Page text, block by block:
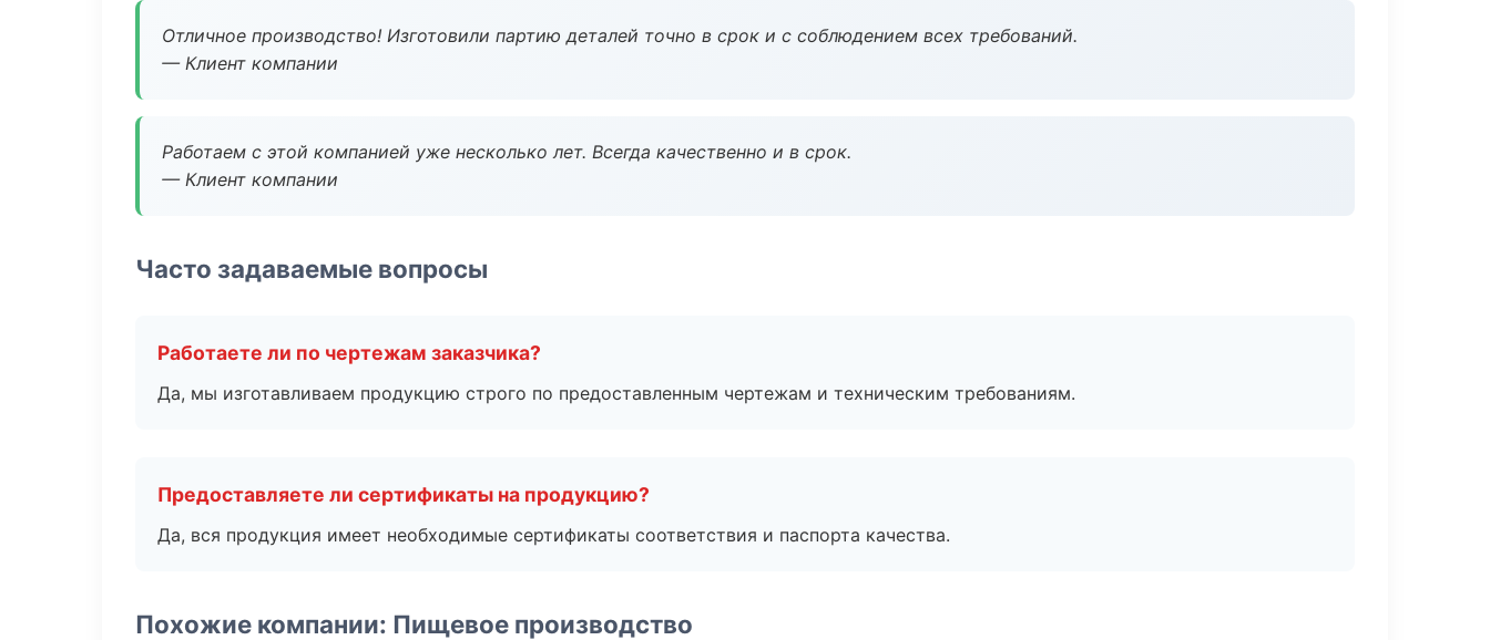
Отличное производство! Изготовили партию деталей точно в срок и с соблюдением всех требований.
— Клиент компании
Работаем с этой компанией уже несколько лет. Всегда качественно и в срок.
— Клиент компании
Часто задаваемые вопросы
Работаете ли по чертежам заказчика?
Да, мы изготавливаем продукцию строго по предоставленным чертежам и техническим требованиям.
Предоставляете ли сертификаты на продукцию?
Да, вся продукция имеет необходимые сертификаты соответствия и паспорта качества.
Похожие компании: Пищевое производство